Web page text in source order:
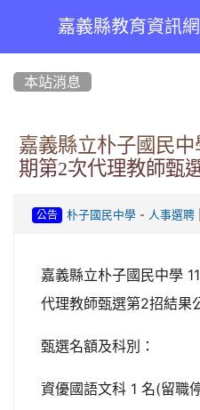
嘉義縣教育資訊網
本站消息
嘉義縣立朴子國民
期第2次代理教師甄
公告 朴子國民中學- 人事選聘|
嘉義縣立朴子國民中學
代理教師甄選第2招結果
甄選名額及科別：
資優國語文科 1 名(留職